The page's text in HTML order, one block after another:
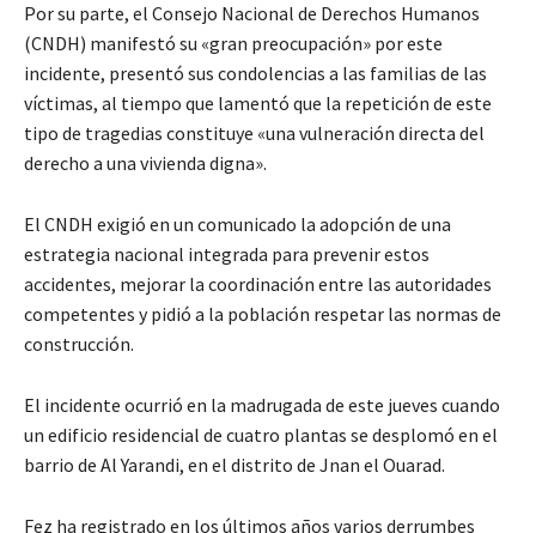
Por su parte, el Consejo Nacional de Derechos Humanos
(CNDH) manifestó su «gran preocupación» por este
incidente, presentó sus condolencias a las familias de las
víctimas, al tiempo que lamentó que la repetición de este
tipo de tragedias constituye «una vulneración directa del
derecho a una vivienda digna».
El CNDH exigió en un comunicado la adopción de una
estrategia nacional integrada para prevenir estos
accidentes, mejorar la coordinación entre las autoridades
competentes y pidió a la población respetar las normas de
construcción.
El incidente ocurrió en la madrugada de este jueves cuando
un edificio residencial de cuatro plantas se desplomó en el
barrio de Al Yarandi, en el distrito de Jnan el Ouarad.
Fez ha registrado en los últimos años varios derrumbes